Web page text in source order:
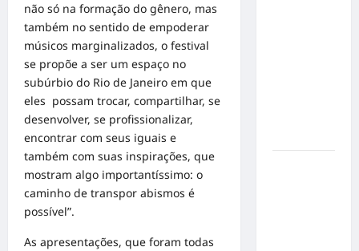
não só na formação do gênero, mas
também no sentido de empoderar
músicos marginalizados, o festival
se propõe a ser um espaço no
subúrbio do Rio de Janeiro em que
eles possam trocar, compartilhar, se
desenvolver, se profissionalizar,
encontrar com seus iguais e
também com suas inspirações, que
mostram algo importantíssimo: o
caminho de transpor abismos é
possível”.
As apresentações, que foram todas